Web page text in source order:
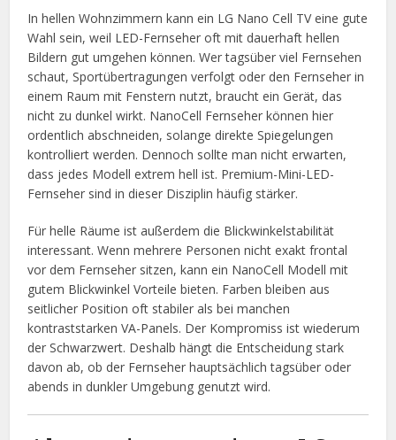
In hellen Wohnzimmern kann ein LG Nano Cell TV eine gute
Wahl sein, weil LED-Fernseher oft mit dauerhaft hellen
Bildern gut umgehen können. Wer tagsüber viel Fernsehen
schaut, Sportübertragungen verfolgt oder den Fernseher in
einem Raum mit Fenstern nutzt, braucht ein Gerät, das
nicht zu dunkel wirkt. NanoCell Fernseher können hier
ordentlich abschneiden, solange direkte Spiegelungen
kontrolliert werden. Dennoch sollte man nicht erwarten,
dass jedes Modell extrem hell ist. Premium-Mini-LED-
Fernseher sind in dieser Disziplin häufig stärker.
Für helle Räume ist außerdem die Blickwinkelstabilität
interessant. Wenn mehrere Personen nicht exakt frontal
vor dem Fernseher sitzen, kann ein NanoCell Modell mit
gutem Blickwinkel Vorteile bieten. Farben bleiben aus
seitlicher Position oft stabiler als bei manchen
kontraststarken VA-Panels. Der Kompromiss ist wiederum
der Schwarzwert. Deshalb hängt die Entscheidung stark
davon ab, ob der Fernseher hauptsächlich tagsüber oder
abends in dunkler Umgebung genutzt wird.